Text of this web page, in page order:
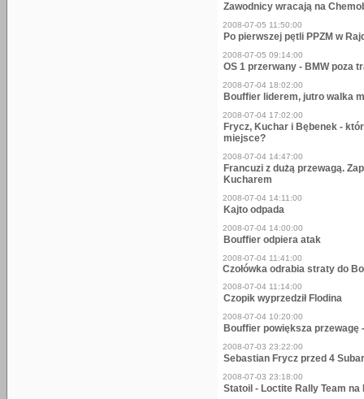
Zawodnicy wracają na
2008-07-05 11:50:00
Po pierwszej pętli PPZM w
2008-07-05 09:14:00
OS 1 przerwany - BMW poza
2008-07-04 18:02:00
Bouffier liderem, jutro walka
2008-07-04 17:02:00
Frycz, Kuchar i Bębenek -
miejsce?
2008-07-04 14:47:00
Francuzi z dużą przewagą.
Kucharem
2008-07-04 14:11:00
Kajto odpada
2008-07-04 14:00:00
Bouffier odpiera atak
2008-07-04 11:41:00
Czołówka odrabia straty do
2008-07-04 11:14:00
Czopik wyprzedził Flodina
2008-07-04 10:20:00
Bouffier powiększa przewagę
2008-07-03 23:22:00
Sebastian Frycz przed 4
2008-07-03 23:18:00
Statoil - Loctite Rally Team na